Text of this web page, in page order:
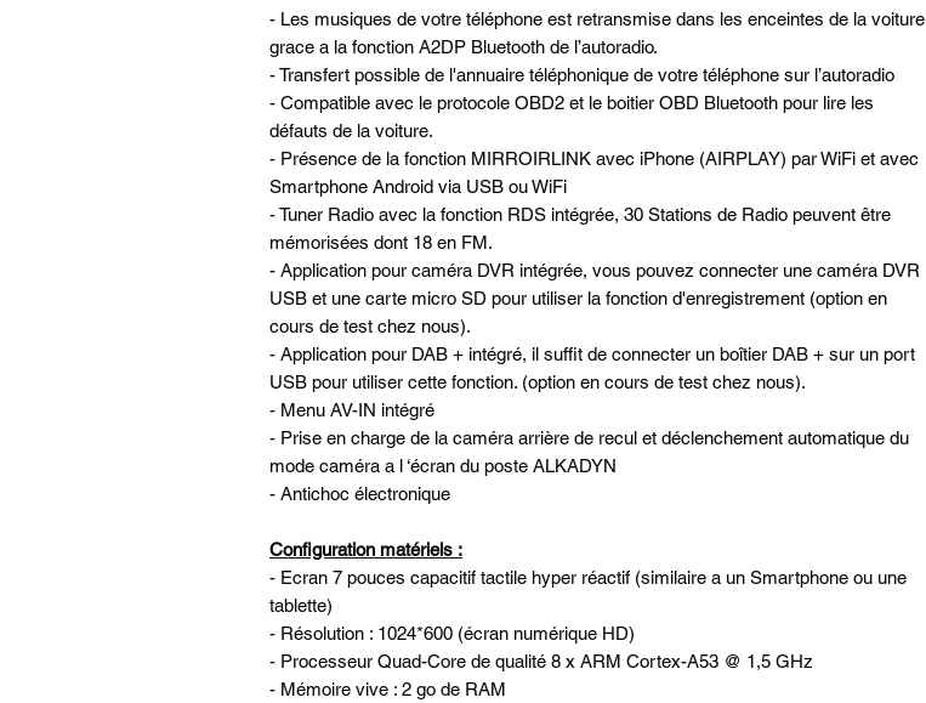
- Les musiques de votre téléphone est retransmise dans les enceintes de la voiture
grace a la fonction A2DP Bluetooth de l’autoradio.
- Transfert possible de l'annuaire téléphonique de votre téléphone sur l’autoradio
- Compatible avec le protocole OBD2 et le boitier OBD Bluetooth pour lire les
défauts de la voiture.
- Présence de la fonction MIRROIRLINK avec iPhone (AIRPLAY) par WiFi et avec
Smartphone Android via USB ou WiFi
- Tuner Radio avec la fonction RDS intégrée, 30 Stations de Radio peuvent être
mémorisées dont 18 en FM.
- Application pour caméra DVR intégrée, vous pouvez connecter une caméra DVR
USB et une carte micro SD pour utiliser la fonction d'enregistrement (option en
cours de test chez nous).
- Application pour DAB + intégré, il suffit de connecter un boîtier DAB + sur un port
USB pour utiliser cette fonction. (option en cours de test chez nous).
- Menu AV-IN intégré
- Prise en charge de la caméra arrière de recul et déclenchement automatique du
mode caméra a l ‘écran du poste ALKADYN
- Antichoc électronique
Configuration matériels :
- Ecran 7 pouces capacitif tactile hyper réactif (similaire a un Smartphone ou une
tablette)
- Résolution : 1024*600 (écran numérique HD)
- Processeur Quad-Core de qualité 8 x ARM Cortex-A53 @ 1,5 GHz
- Mémoire vive : 2 go de RAM